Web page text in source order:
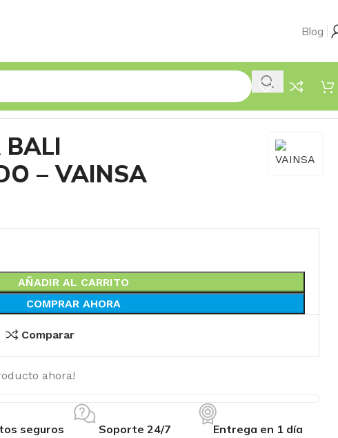
Blog
BALI
– VAINSA
AÑADIR AL CARRITO
COMPRAR AHORA
Comparar
ahora!
seguros Soporte 24/7 Entrega en 1 día